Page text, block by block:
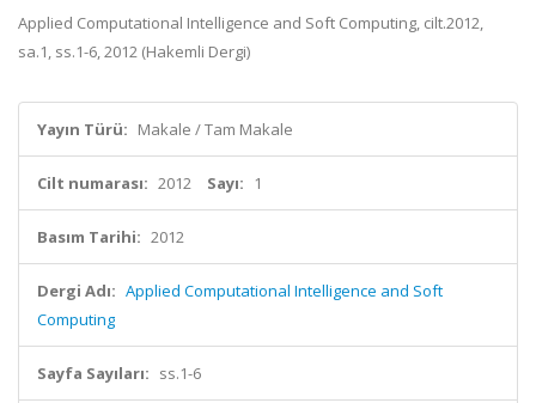
Applied Computational Intelligence and Soft Computing, cilt.2012,
sa.1, ss.1-6, 2012 (Hakemli Dergi)
Yayın Türü: Makale / Tam Makale
Cilt numarası: 2012 Sayı: 1
Basım Tarihi: 2012
Dergi Adı: Applied Computational Intelligence and Soft
Computing
Sayfa Sayıları: ss.1-6